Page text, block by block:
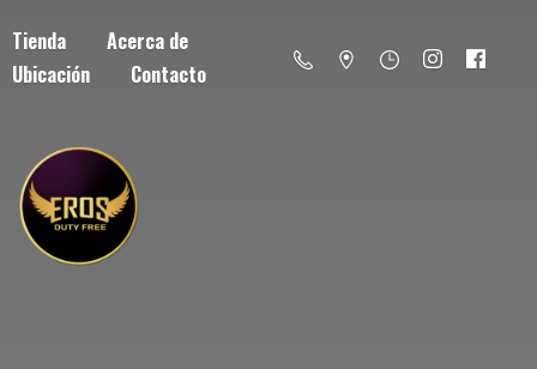
Tienda
Acerca de
Ubicación
Contacto